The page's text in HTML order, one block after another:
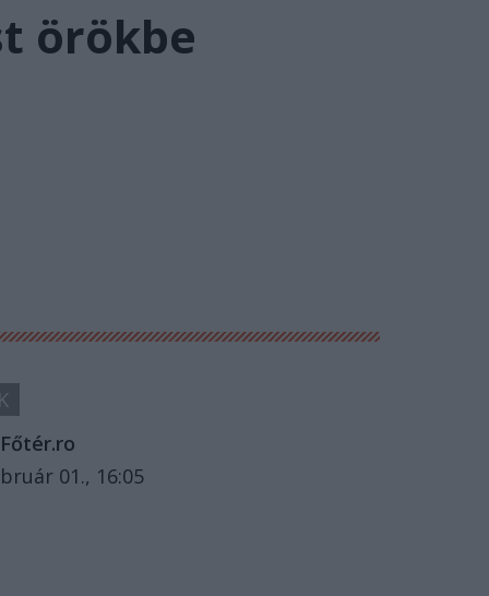
örökbe
Főtér.ro
01., 16:05